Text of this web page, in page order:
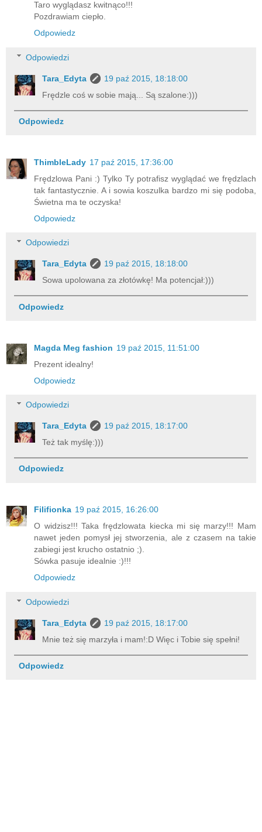
Taro wyglądasz kwitnąco!!!
Pozdrawiam ciepło.
Odpowiedz
Odpowiedzi
Tara_Edyta
19 paź 2015, 18:18:00
Frędzle coś w sobie mają... Są szalone:)))
Odpowiedz
ThimbleLady 17 paź 2015, 17:36:00
Frędzlowa Pani :) Tylko Ty potrafisz wyglądać we frędzlach
tak fantastycznie. A i sowia koszulka bardzo mi się podoba,
Świetna ma te oczyska!
Odpowiedz
Odpowiedzi
Tara_Edyta
19 paź 2015, 18:18:00
Sowa upolowana za złotówkę! Ma potencjał:)))
Odpowiedz
Magda Meg fashion 19 paź 2015, 11:51:00
Prezent idealny!
Odpowiedz
Odpowiedzi
Tara_Edyta
19 paź 2015, 18:17:00
Też tak myślę:)))
Odpowiedz
Filifionka 19 paź 2015, 16:26:00
O widzisz!!! Taka frędzlowata kiecka mi się marzy!!! Mam
nawet jeden pomysł jej stworzenia, ale z czasem na takie
zabiegi jest krucho ostatnio ;).
Sówka pasuje idealnie :)!!!
Odpowiedz
Odpowiedzi
Tara_Edyta
19 paź 2015, 18:17:00
Mnie też się marzyła i mam!:D Więc i Tobie się spełni!
Odpowiedz